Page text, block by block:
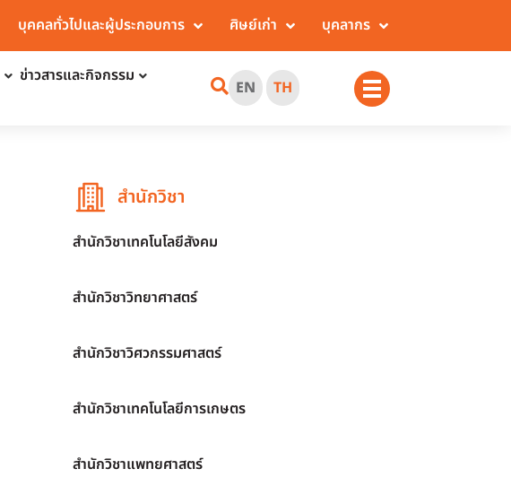
บุคคลทั่วไปและผู้ประกอบการ ศิษย์เก่า บุคลากร
ข่าวสารและกิจกรรม
EN TH
สำนักวิชา
สำนักวิชาเทคโนโลยีสังคม
สำนักวิชาวิทยาศาสตร์
สำนักวิชาวิศวกรรมศาสตร์
สำนักวิชาเทคโนโลยีการเกษตร
สำนักวิชาแพทยศาสตร์